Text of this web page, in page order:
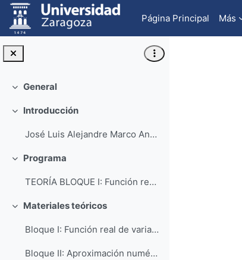
Salta al contenido principal
Página Principal
Más
Colapsar
General
Colapsar
Introducción
José Luis Alejandre Marco Ana Isa...
Colapsar
Programa
TEORÍA BLOQUE I: Función real de variable r...
Colapsar
Materiales teóricos
Bloque I: Función real de variable real
Bloque II: Aproximación numérica